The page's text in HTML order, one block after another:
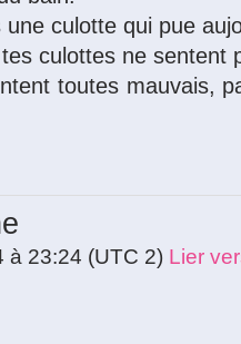
culotte qui pue
culottes ne sentent
toutes mauvais,
à 23:24 (UTC 2) Lier